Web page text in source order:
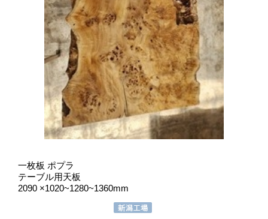
一枚板 ポプラ
テーブル用天板
2090 ×1020~1280~1360mm